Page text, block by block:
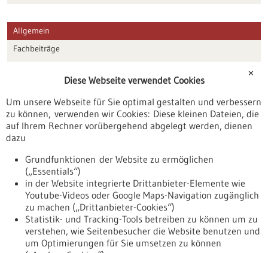
Allgemein
Fachbeiträge
Veranstaltungen
Erscheinungsdatum
Nach oben
✕
Diese Webseite verwendet Cookies
Um unsere Webseite für Sie optimal gestalten und verbessern
zu können, verwenden wir Cookies: Diese kleinen Dateien, die
auf Ihrem Rechner vorübergehend abgelegt werden, dienen
dazu
Grundfunktionen der Website zu ermöglichen
(„Essentials“)
in der Website integrierte Drittanbieter-Elemente wie
Youtube-Videos oder Google Maps-Navigation zugänglich
zu machen („Drittanbieter-Cookies“)
Statistik- und Tracking-Tools betreiben zu können um zu
verstehen, wie Seitenbesucher die Website benutzen und
um Optimierungen für Sie umsetzen zu können